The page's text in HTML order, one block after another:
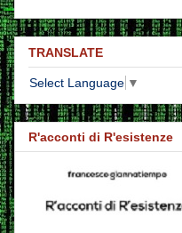
TRANSLATE
Select Language ▼
R'acconti di R'esistenze